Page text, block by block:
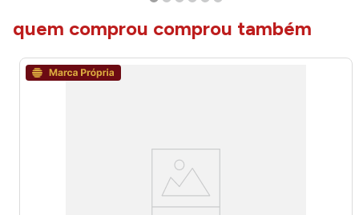
quem comprou comprou também